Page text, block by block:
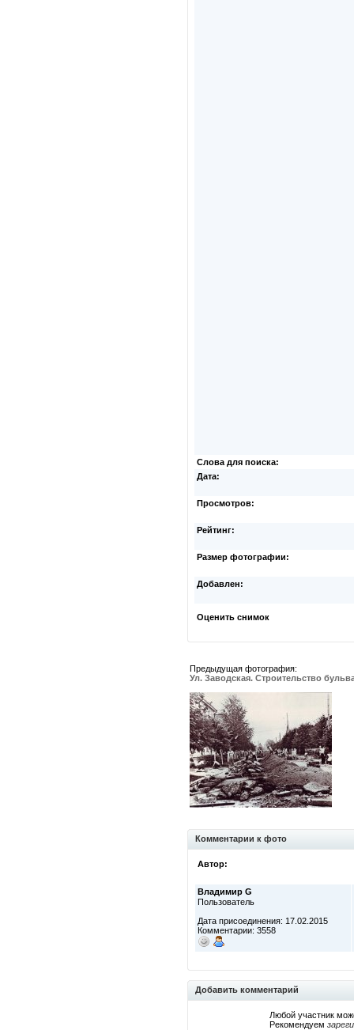
Слова для поиска:
Дата:
Просмотров:
Рейтинг:
Размер фотографии:
Добавлен:
Оценить снимок
Предыдущая фотография:
Ул. Заводская. Строительство
Комментарии к фото
Автор:
Владимир G
Пользователь
Дата присоединения: 17.02.2015
Комментарии: 3558
Добавить комментарий
Любой участник
Рекомендуем